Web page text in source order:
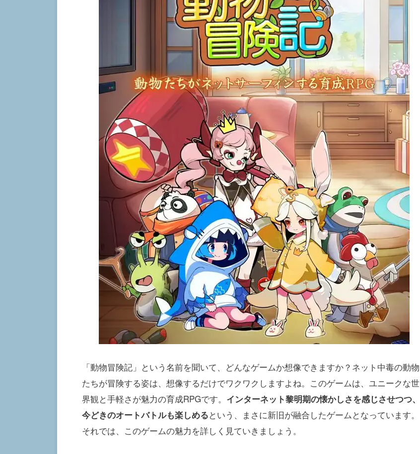
「動物冒険記」という名前を聞いて、どんなゲームか想像できますか？ネット中毒の動物
たちが冒険する姿は、想像するだけでワクワクしますよね。このゲームは、ユニークな世
界観と手軽さが魅力の育成RPGです。 インターネット黎明期の懐かしさを感じさせつつ、
今どきのオートバトルも楽しめるという、まさに新旧が融合したゲームとなっています。
それでは、このゲームの魅力を詳しく見ていきましょう。